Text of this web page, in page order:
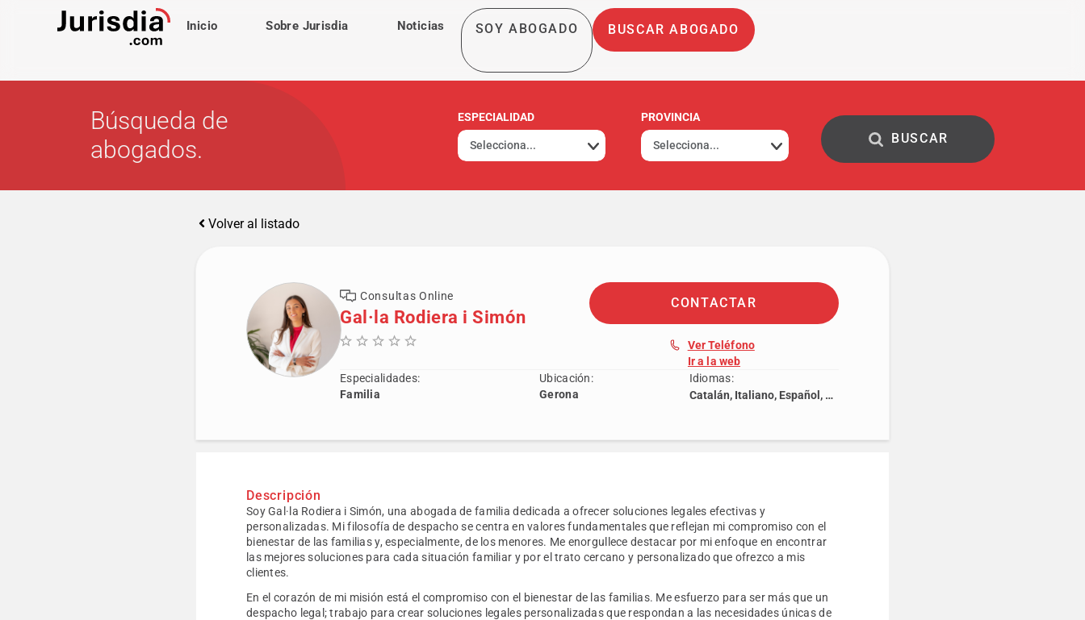
Inicio Sobre Jurisdia Noticias SOY ABOGADO BUSCAR ABOGADO
Búsqueda de
abogados.
ESPECIALIDAD PROVINCIA
Volver al listado
Consultas Online
Gal·la Rodiera i Simón
CONTACTAR
Ver Teléfono
Ir a la web
Especialidades:
Familia
Ubicación:
Gerona
Idiomas:
Catalán, Italiano, Español, Inglés
Descripción
Soy Gal·la Rodiera i Simón, una abogada de familia dedicada a ofrecer soluciones legales efectivas y
personalizadas. Mi filosofía de despacho se centra en valores fundamentales que reflejan mi compromiso con el
bienestar de las familias y, especialmente, de los menores. Me enorgullece destacar por mi enfoque en encontrar
las mejores soluciones para cada situación familiar y por el trato cercano y personalizado que ofrezco a mis
clientes.
En el corazón de mi misión está el compromiso con el bienestar de las familias. Me esfuerzo para ser más que un
despacho legal; trabajo para crear soluciones legales personalizadas que respondan a las necesidades únicas de